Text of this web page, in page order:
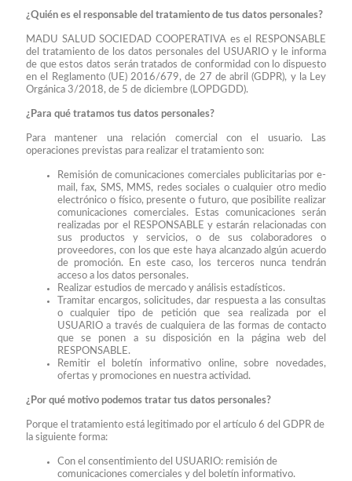
¿Quién es el responsable del tratamiento de tus datos personales?
MADU SALUD SOCIEDAD COOPERATIVA es el RESPONSABLE
del tratamiento de los datos personales del USUARIO y le informa
de que estos datos serán tratados de conformidad con lo dispuesto
en el Reglamento (UE) 2016/679, de 27 de abril (GDPR), y la Ley
Orgánica 3/2018, de 5 de diciembre (LOPDGDD).
¿Para qué tratamos tus datos personales?
Para mantener una relación comercial con el usuario. Las
operaciones previstas para realizar el tratamiento son:
Remisión de comunicaciones comerciales publicitarias por e-
mail, fax, SMS, MMS, redes sociales o cualquier otro medio
electrónico o físico, presente o futuro, que posibilite realizar
comunicaciones comerciales. Estas comunicaciones serán
realizadas por el RESPONSABLE y estarán relacionadas con
sus productos y servicios, o de sus colaboradores o
proveedores, con los que este haya alcanzado algún acuerdo
de promoción. En este caso, los terceros nunca tendrán
acceso a los datos personales.
Realizar estudios de mercado y análisis estadísticos.
Tramitar encargos, solicitudes, dar respuesta a las consultas
o cualquier tipo de petición que sea realizada por el
USUARIO a través de cualquiera de las formas de contacto
que se ponen a su disposición en la página web del
RESPONSABLE.
Remitir el boletín informativo online, sobre novedades,
ofertas y promociones en nuestra actividad.
¿Por qué motivo podemos tratar tus datos personales?
Porque el tratamiento está legitimado por el artículo 6 del GDPR de
la siguiente forma:
Con el consentimiento del USUARIO: remisión de
comunicaciones comerciales y del boletín informativo.